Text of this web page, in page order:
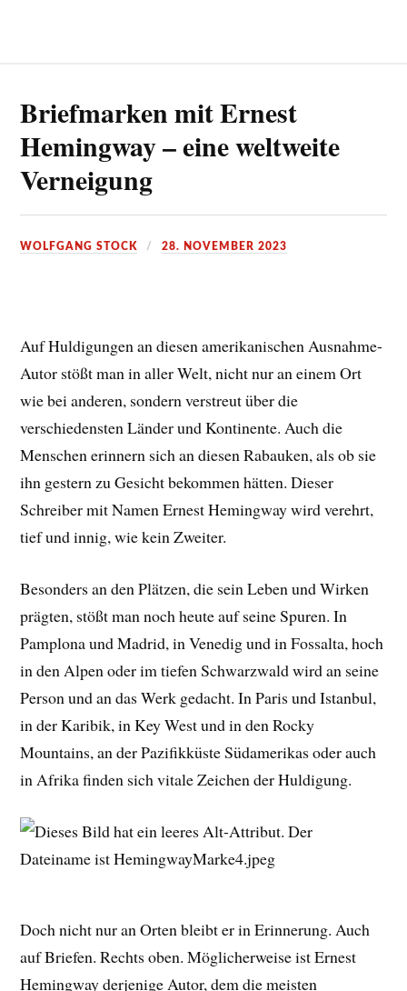
Briefmarken mit Ernest
Hemingway – eine weltweite
Verneigung
WOLFGANG STOCK 28. NOVEMBER 2023
Auf Huldigungen an diesen amerikanischen Ausnahme-
Autor stößt man in aller Welt, nicht nur an einem Ort
wie bei anderen, sondern verstreut über die
verschiedensten Länder und Kontinente. Auch die
Menschen erinnern sich an diesen Rabauken, als ob sie
ihn gestern zu Gesicht bekommen hätten. Dieser
Schreiber mit Namen Ernest Hemingway wird verehrt,
tief und innig, wie kein Zweiter.
Besonders an den Plätzen, die sein Leben und Wirken
prägten, stößt man noch heute auf seine Spuren. In
Pamplona und Madrid, in Venedig und in Fossalta, hoch
in den Alpen oder im tiefen Schwarzwald wird an seine
Person und an das Werk gedacht. In Paris und Istanbul,
in der Karibik, in Key West und in den Rocky
Mountains, an der Pazifikküste Südamerikas oder auch
in Afrika finden sich vitale Zeichen der Huldigung.
Doch nicht nur an Orten bleibt er in Erinnerung. Auch
auf Briefen. Rechts oben. Möglicherweise ist Ernest
Hemingway derjenige Autor, dem die meisten